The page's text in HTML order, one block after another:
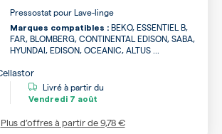
Pressostat pour Lave-linge
Marques compatibles : BEKO, ESSENTIEL B,
FAR, BLOMBERG, CONTINENTAL EDISON, SABA,
HYUNDAI, EDISON, OCEANIC, ALTUS ...
Livré à partir du
Vendredi 7 août
Plus d’offres à partir de9,78 €